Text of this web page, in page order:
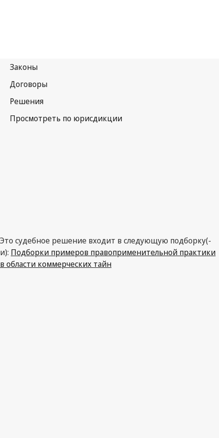
Это судебное решение входит в следующую подборку(-
и): Подборки примеров правоприменительной практики
в области коммерческих тайн